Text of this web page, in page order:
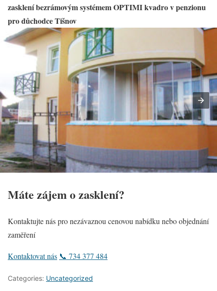
zasklení bezrámovým systémem OPTIMI kvadro v penzionu
pro důchodce Tišnov
Máte zájem o zasklení?
Kontaktujte nás pro nezávaznou cenovou nabídku nebo objednání
zaměření
Kontaktovat nás 📞 734 377 484
Categories: Uncategorized